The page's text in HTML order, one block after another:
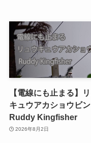
【電線にも止まる】
キュウアカショウビン
Ruddy Kingfisher
2026年8月2日